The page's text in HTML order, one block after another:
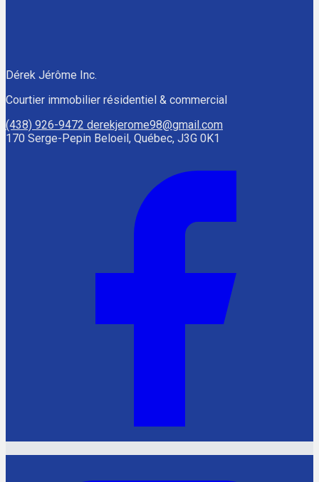
Dérek Jérôme Inc.
Courtier immobilier résidentiel & commercial
(438) 926-9472 derekjerome98@gmail.com
170 Serge-Pepin Beloeil, Québec, J3G 0K1